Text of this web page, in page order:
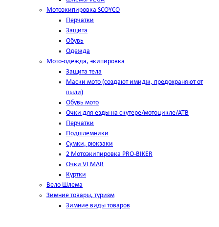
Мотоэкипировка SCOYCO
Перчатки
Защита
Обувь
Одежда
Мото-одежда, экипировка
Защита тела
Маски мото (создают имидж, предохраняют от
пыли)
Обувь мото
Очки для езды на скутере/мотоцикле/АТВ
Перчатки
Подшлемники
Сумки, рюкзаки
2 Мотоэкипировка PRO-BIKER
Очки VEMAR
Куртки
Вело Шлема
Зимние товары, туризм
Зимние виды товаров